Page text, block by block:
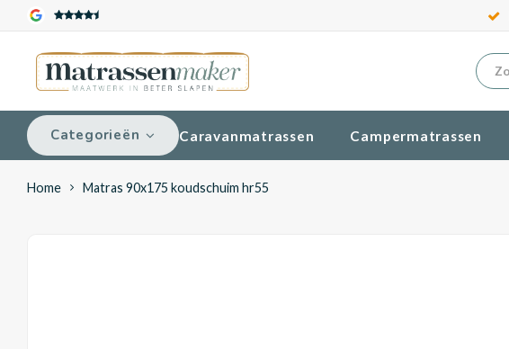
Categorieën Caravanmatrassen Campermatrassen
Home Matras 90x175 koudschuim hr55